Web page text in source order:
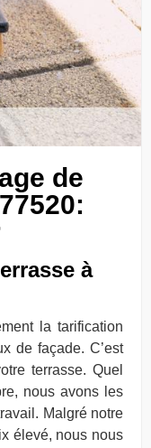
de
à
la tarification
de façade. C’est
terrasse. Quel
nous avons les
Malgré notre
élevé, nous nous